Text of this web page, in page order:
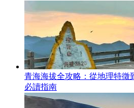
青海海拔全攻略：從地理特徵
必讀指南